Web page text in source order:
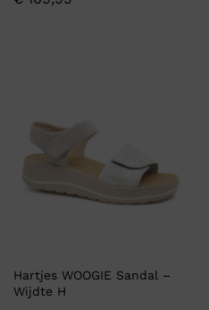
Hartjes WOOGIE Sandal –
Wijdte H